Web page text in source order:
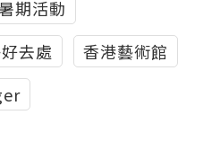
暑期活動
去處
香港藝術館